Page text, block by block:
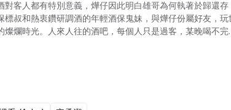
客人都有特別意義，燁仔因此明白雄哥為何執著於歸還存
叔和熱衷鑽研調酒的年輕酒保鬼妹，與燁仔份屬好友，玩
爛時光。人來人往的酒吧，每個人只是過客，某晚喝不完